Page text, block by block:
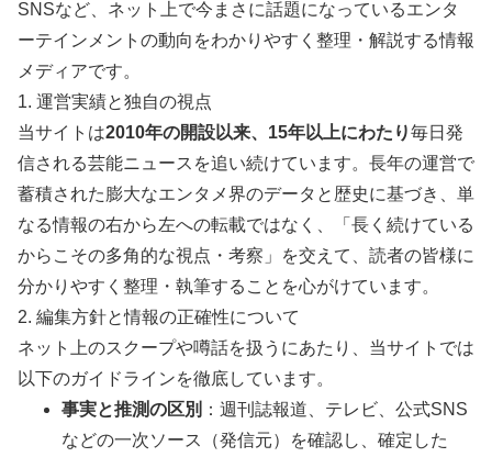
SNSなど、ネット上で今まさに話題になっているエンタ
ーテインメントの動向をわかりやすく整理・解説する情報
メディアです。
1. 運営実績と独自の視点
当サイトは2010年の開設以来、15年以上にわたり毎日発
信される芸能ニュースを追い続けています。長年の運営で
蓄積された膨大なエンタメ界のデータと歴史に基づき、単
なる情報の右から左への転載ではなく、「長く続けている
からこその多角的な視点・考察」を交えて、読者の皆様に
分かりやすく整理・執筆することを心がけています。
2. 編集方針と情報の正確性について
ネット上のスクープや噂話を扱うにあたり、当サイトでは
以下のガイドラインを徹底しています。
事実と推測の区別 ：週刊誌報道、テレビ、公式SNS
などの一次ソース（発信元）を確認し、確定した